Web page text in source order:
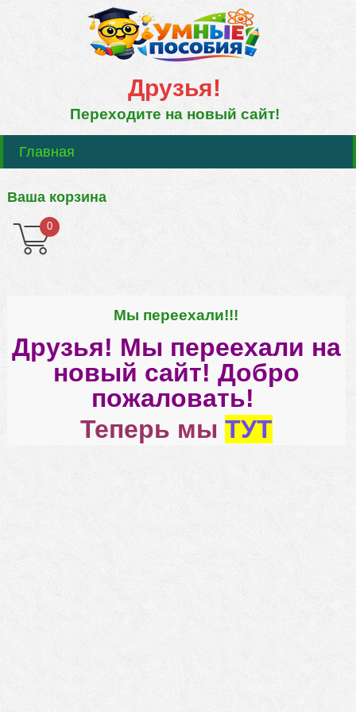
Друзья!
Переходите на новый сайт!
Главная
Ваша корзина
0
Мы переехали!!!
Друзья! Мы переехали на
новый сайт! Добро
пожаловать!
Теперь мы ТУТ